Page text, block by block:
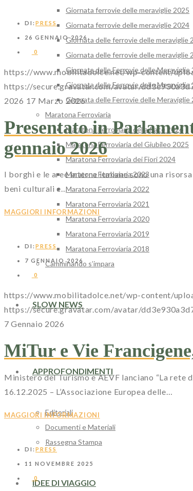
Giornata ferrovie delle meraviglie 2025
Giornata ferrovie delle meraviglie 2024
Giornata delle ferrovie delle meraviglie
Giornata delle ferrovie delle meraviglie
Giornata delle Ferrovie delle Meraviglie
Giornata delle Ferrovie delle Meraviglie
Giornata delle Ferrovie delle Meraviglie
Maratona Ferroviaria
Maratona Ferroviaria della Pace 2026
Maratona Ferroviaria del Giubileo 2025
Maratona Ferroviaria dei Fiori 2024
Maratona Ferroviaria 2023
Maratona Ferroviaria 2022
Maratona Ferroviaria 2021
Maratona Ferroviaria 2020
Maratona Ferroviaria 2019
Maratona Ferroviaria 2018
Camminando s’impara
SLOW NEWS
APPROFONDIMENTI
Editoriali
Documenti e Materiali
Rassegna Stampa
IDEE DI VIAGGIO
DI: PRESS
26 GENNAIO 2026
0
https://www.mobilitadolce.net/wp-content/
https://secure.gravatar.com/avatar/
2026 17 Marzo 2026
Presentato in
gennaio 2026
I borghi e le aree interne italiane sono una
beni culturali e…
MAGGIORI INFORMAZIONI
DI: PRESS
7 GENNAIO 2026
0
https://www.mobilitadolce.net/wp-content/
https://secure.gravatar.com/avatar/
7 Gennaio 2026
MiTur e Vie
Ministero del Turismo e AEVF lanciano “La rete
16.12.2025 – L’Associazione Europea delle…
MAGGIORI INFORMAZIONI
DI: PRESS
11 NOVEMBRE 2025
0